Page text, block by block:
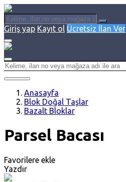
Giriş yap Kayıt ol Ücretsiz İlan Ver
Anasayfa
Blok Doğal Taşlar
Bazalt Bloklar
Parsel Bacası
Favorilere ekle
Yazdır